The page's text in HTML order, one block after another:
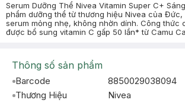
Serum Dưỡng Thể Nivea Vitamin Super C+
phẩm dưỡng thể từ thương hiệu Nivea của Đức,
serum mỏng nhẹ, không nhờn dính. Công thức
được bổ sung vitamin C gấp 50 lần* từ Camu
Thông số sản phẩm
Barcode
8850029038094
Thương Hiệu
Nivea